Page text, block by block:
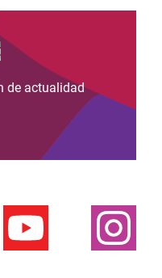
de actualidad